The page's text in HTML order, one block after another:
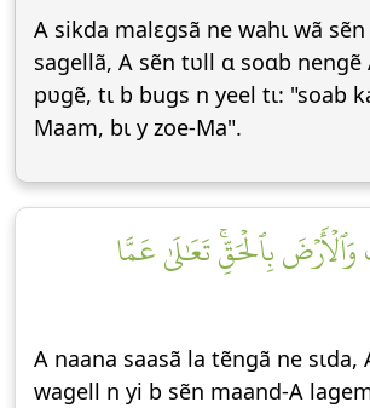
A sikda malεgsã ne wahɩ wã
sagellã, A sẽn tʋll ɑ soɑb nengẽ
pʋgẽ, tɩ b bugs n yeel tɩ: "soab
Maam, bɩ y zoe-Ma".
بِٱلۡحَقِّۚ تَعَٰلَىٰ عَمَّا
A naana saasã la tẽngã ne sɩda,
wagell n yi b sẽn maand-A